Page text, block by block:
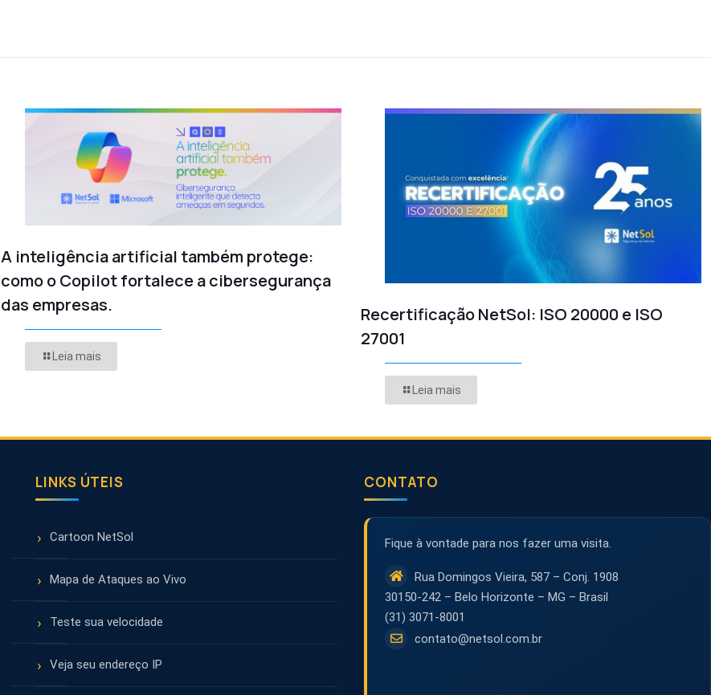
A inteligência artificial também protege:
como o Copilot fortalece a cibersegurança
das empresas.
Leia mais
Recertificação NetSol: ISO 20000 e ISO
27001
Leia mais
LINKS ÚTEIS
Cartoon NetSol
Mapa de Ataques ao Vivo
Teste sua velocidade
Veja seu endereço IP
CONTATO
Fique à vontade para nos fazer uma visita.
Rua Domingos Vieira, 587 – Conj. 1908
30150-242 – Belo Horizonte – MG – Brasil
(31) 3071-8001
contato@netsol.com.br